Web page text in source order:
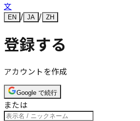
文
EN / JA / ZH
登録する
アカウントを作成
Google で続行
または